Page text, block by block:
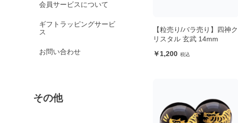
会員サービスについて
ギフトラッピングサービ
ス
お問い合わせ
その他
【粒売り/バラ売り】四神ク
リスタル 玄武 14mm
1,200